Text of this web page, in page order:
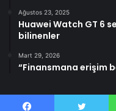
Ağustos 23, 2025
Huawei Watch GT 6
bilinenler
Mart 29, 2026
“Finansmana erişim